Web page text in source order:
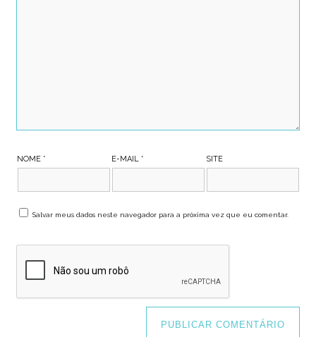
NOME * E-MAIL* SITE
Salvar meus dados neste navegador para a próxima vez que eu comentar.